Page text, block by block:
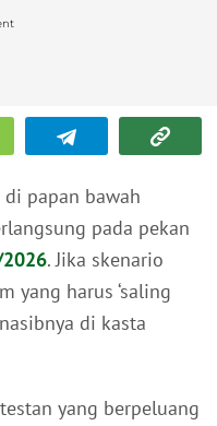
di papan bawah
pada pekan
2026. Jika skenario
yang harus ‘saling
di kasta
yang berpeluang